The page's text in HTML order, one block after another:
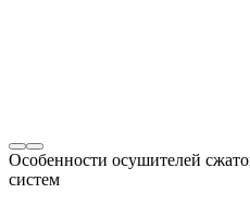
Особенности осушителей
систем